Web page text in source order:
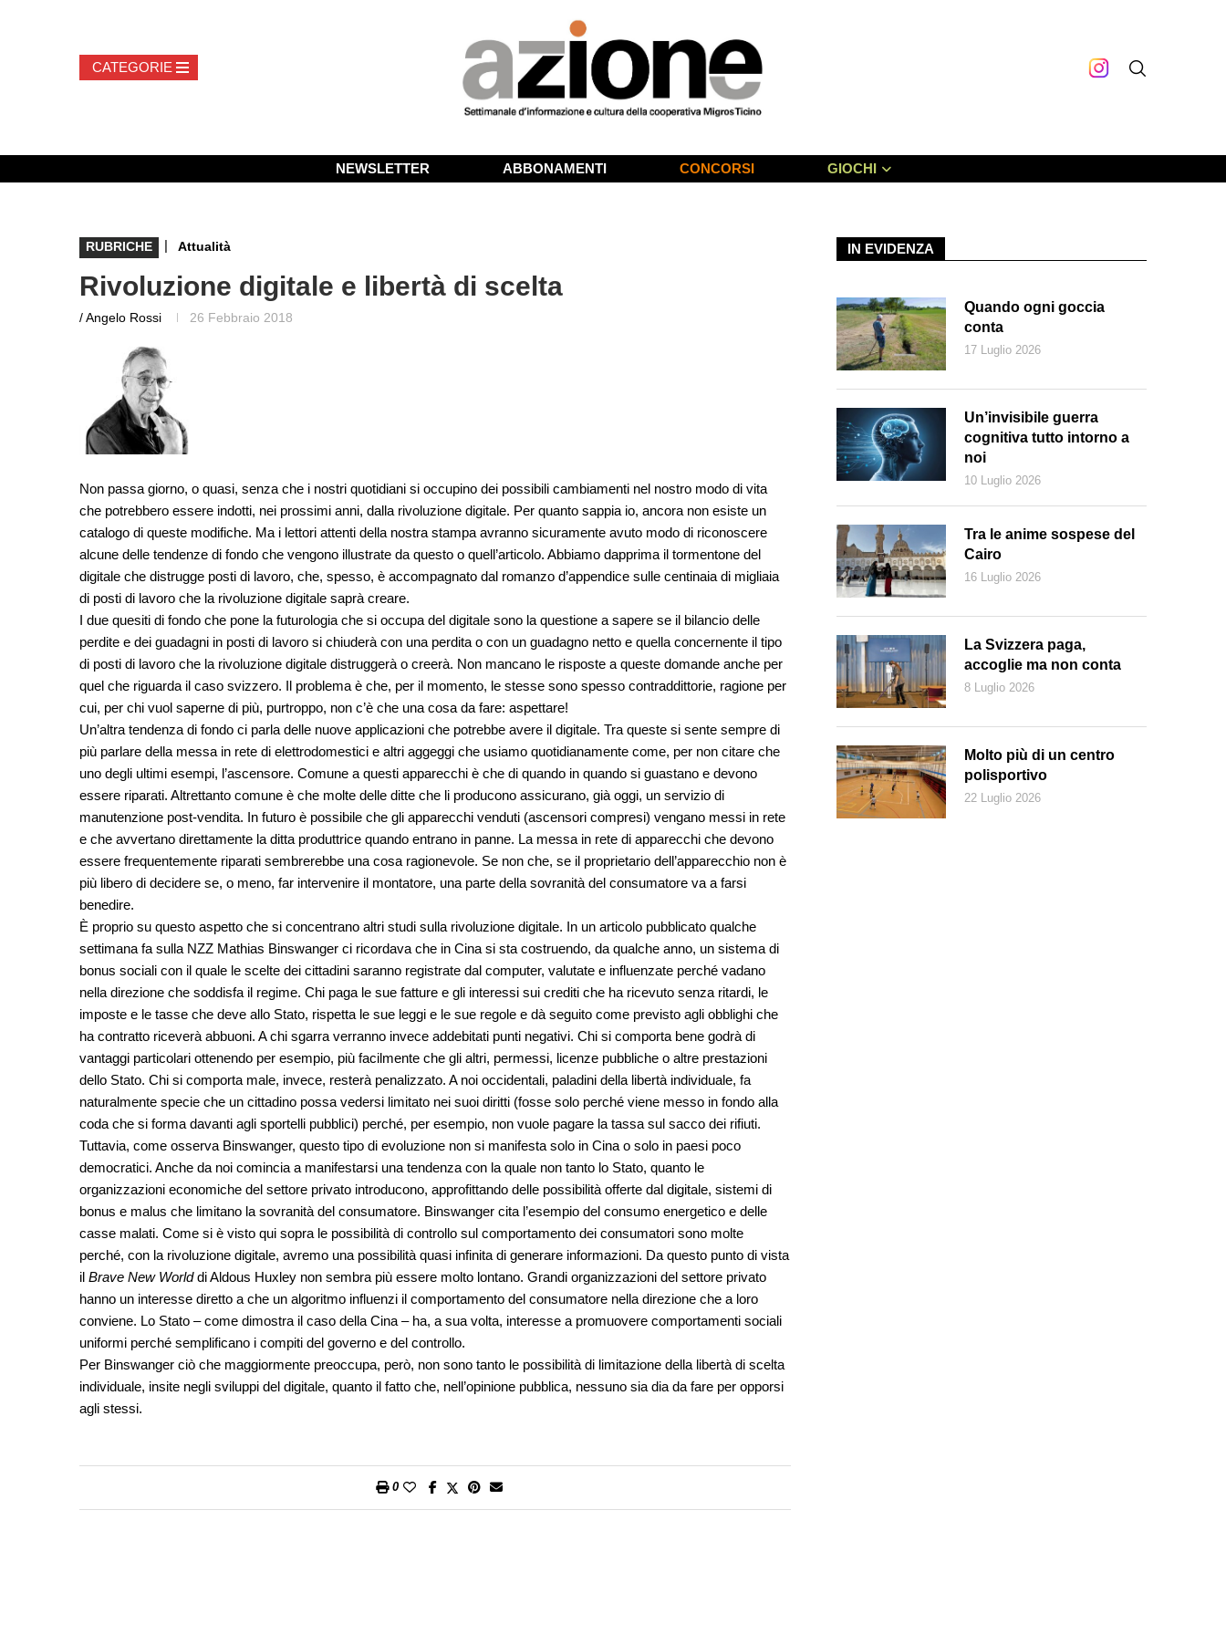
NEWSLETTER ABBONAMENTI CONCORSI GIOCHI
RUBRICHE | Attualità
Rivoluzione digitale e libertà di scelta
/ Angelo Rossi 26 Febbraio 2018
Non passa giorno, o quasi, senza che i nostri quotidiani si occupino dei possibili cambiamenti nel nostro modo di vita
che potrebbero essere indotti, nei prossimi anni, dalla rivoluzione digitale. Per quanto sappia io, ancora non esiste un
catalogo di queste modifiche. Ma i lettori attenti della nostra stampa avranno sicuramente avuto modo di riconoscere
alcune delle tendenze di fondo che vengono illustrate da questo o quell’articolo. Abbiamo dapprima il tormentone del
digitale che distrugge posti di lavoro, che, spesso, è accompagnato dal romanzo d’appendice sulle centinaia di migliaia
di posti di lavoro che la rivoluzione digitale saprà creare.
I due quesiti di fondo che pone la futurologia che si occupa del digitale sono la questione a sapere se il bilancio delle
perdite e dei guadagni in posti di lavoro si chiuderà con una perdita o con un guadagno netto e quella concernente il tipo
di posti di lavoro che la rivoluzione digitale distruggerà o creerà. Non mancano le risposte a queste domande anche per
quel che riguarda il caso svizzero. Il problema è che, per il momento, le stesse sono spesso contraddittorie, ragione per
cui, per chi vuol saperne di più, purtroppo, non c’è che una cosa da fare: aspettare!
Un’altra tendenza di fondo ci parla delle nuove applicazioni che potrebbe avere il digitale. Tra queste si sente sempre di
più parlare della messa in rete di elettrodomestici e altri aggeggi che usiamo quotidianamente come, per non citare che
uno degli ultimi esempi, l’ascensore. Comune a questi apparecchi è che di quando in quando si guastano e devono
essere riparati. Altrettanto comune è che molte delle ditte che li producono assicurano, già oggi, un servizio di
manutenzione post-vendita. In futuro è possibile che gli apparecchi venduti (ascensori compresi) vengano messi in rete
e che avvertano direttamente la ditta produttrice quando entrano in panne. La messa in rete di apparecchi che devono
essere frequentemente riparati sembrerebbe una cosa ragionevole. Se non che, se il proprietario dell’apparecchio non è
più libero di decidere se, o meno, far intervenire il montatore, una parte della sovranità del consumatore va a farsi
benedire.
È proprio su questo aspetto che si concentrano altri studi sulla rivoluzione digitale. In un articolo pubblicato qualche
settimana fa sulla NZZ Mathias Binswanger ci ricordava che in Cina si sta costruendo, da qualche anno, un sistema di
bonus sociali con il quale le scelte dei cittadini saranno registrate dal computer, valutate e influenzate perché vadano
nella direzione che soddisfa il regime. Chi paga le sue fatture e gli interessi sui crediti che ha ricevuto senza ritardi, le
imposte e le tasse che deve allo Stato, rispetta le sue leggi e le sue regole e dà seguito come previsto agli obblighi che
ha contratto riceverà abbuoni. A chi sgarra verranno invece addebitati punti negativi. Chi si comporta bene godrà di
vantaggi particolari ottenendo per esempio, più facilmente che gli altri, permessi, licenze pubbliche o altre prestazioni
dello Stato. Chi si comporta male, invece, resterà penalizzato. A noi occidentali, paladini della libertà individuale, fa
naturalmente specie che un cittadino possa vedersi limitato nei suoi diritti (fosse solo perché viene messo in fondo alla
coda che si forma davanti agli sportelli pubblici) perché, per esempio, non vuole pagare la tassa sul sacco dei rifiuti.
Tuttavia, come osserva Binswanger, questo tipo di evoluzione non si manifesta solo in Cina o solo in paesi poco
democratici. Anche da noi comincia a manifestarsi una tendenza con la quale non tanto lo Stato, quanto le
organizzazioni economiche del settore privato introducono, approfittando delle possibilità offerte dal digitale, sistemi di
bonus e malus che limitano la sovranità del consumatore. Binswanger cita l’esempio del consumo energetico e delle
casse malati. Come si è visto qui sopra le possibilità di controllo sul comportamento dei consumatori sono molte
perché, con la rivoluzione digitale, avremo una possibilità quasi infinita di generare informazioni. Da questo punto di vista
il Brave New Worlddi Aldous Huxley non sembra più essere molto lontano. Grandi organizzazioni del settore privato
hanno un interesse diretto a che un algoritmo influenzi il comportamento del consumatore nella direzione che a loro
conviene. Lo Stato – come dimostra il caso della Cina – ha, a sua volta, interesse a promuovere comportamenti sociali
uniformi perché semplificano i compiti del governo e del controllo.
Per Binswanger ciò che maggiormente preoccupa, però, non sono tanto le possibilità di limitazione della libertà di scelta
individuale, insite negli sviluppi del digitale, quanto il fatto che, nell’opinione pubblica, nessuno sia dia da fare per opporsi
agli stessi.
0
IN EVIDENZA
Quando ogni goccia
conta
17 Luglio 2026
Un’invisibile guerra
cognitiva tutto intorno a
noi
10 Luglio 2026
Tra le anime sospese del
Cairo
16 Luglio 2026
La Svizzera paga,
accoglie ma non conta
8 Luglio 2026
Molto più di un centro
polisportivo
22 Luglio 2026